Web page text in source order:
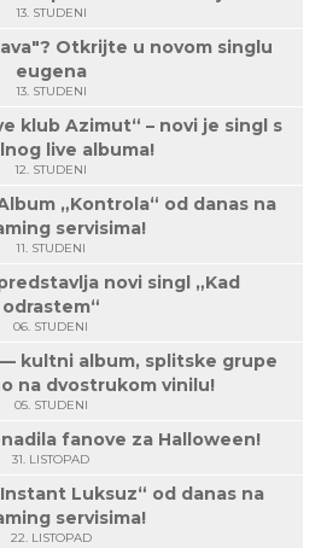
13. STUDENI
Otkrijte u novom singlu
eugena
13. STUDENI
klub Azimut“ – novi je singl s
live albuma!
12. STUDENI
„Kontrola“ od danas na
servisima!
11. STUDENI
novi singl „Kad
odrastem“
06. STUDENI
— kultni album, splitske grupe
na dvostrukom vinilu!
05. STUDENI
fanove za Halloween!
31. LISTOPAD
Luksuz“ od danas na
servisima!
22. LISTOPAD